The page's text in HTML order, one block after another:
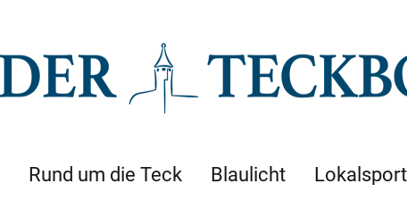
Rund um die Teck Blaulicht Lokalsport